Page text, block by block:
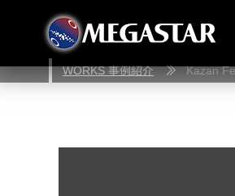
WORKS 事例紹介 Kazan